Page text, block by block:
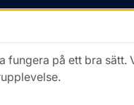
på ett bra sätt.